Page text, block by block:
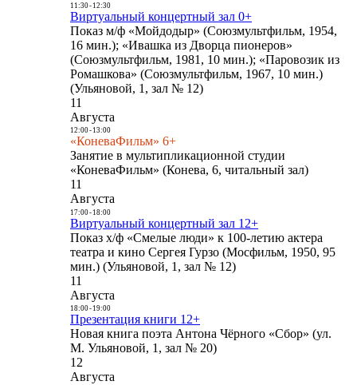
11:30- 12:30
Виртуальный концертный зал 0+
Показ м/ф «Мойдодыр» (Союзмультфильм, 1954,
16 мин.); «Ивашка из Дворца пионеров»
(Союзмультфильм, 1981, 10 мин.); «Паровозик из
Ромашкова» (Союзмультфильм, 1967, 10 мин.)
(Ульяновой, 1, зал № 12)
11
Августа
12:00- 13:00
«КоневаФильм» 6+
Занятие в мультипликационной студии
«КоневаФильм» (Конева, 6, читальный зал)
11
Августа
17:00- 18:00
Виртуальный концертный зал 12+
Показ х/ф «Смелые люди» к 100-летию актера
театра и кино Сергея Гурзо (Мосфильм, 1950, 95
мин.) (Ульяновой, 1, зал № 12)
11
Августа
18:00- 19:00
Презентация книги 12+
Новая книга поэта Антона Чёрного «Сбор» (ул.
М. Ульяновой, 1, зал № 20)
12
Августа